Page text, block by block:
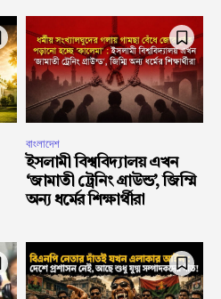
বাংলাদেশ
ইসলামী বিশ্ববিদ্যালয় এখন
‘জামাতী ট্রেনিং গ্রাউন্ড’, জিম্মি
অন্য ধর্মের শিক্ষার্থীরা